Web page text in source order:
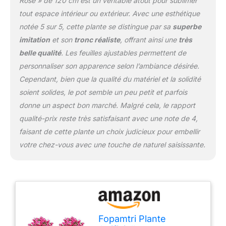
il est parfait pour décorer les
chambres familiales, les
salons, les balcons, les
bureaux et bien plus encore.
Une fois retiré de la boîte, le
produit peut avoir besoin
d'être remodelé pour obtenir
l'apparence souhaitée
tout espace intérieur ou extérieur. Avec une esthétique
notée 5 sur 5, cette plante se distingue par sa superbe
imitationet son tronc réaliste, offrant ainsi une très
belle qualité. Les feuilles ajustables permettent de
personnaliser son apparence selon l’ambiance désirée.
Cependant, bien que la qualité du matériel et la solidité
soient solides, le pot semble un peu petit et parfois
donne un aspect bon marché. Malgré cela, le rapport
qualité-prix reste très satisfaisant avec une note de 4,
faisant de cette plante un choix judicieux pour embellir
votre chez-vous avec une touche de naturel saisissante.
Fopamtri Plante